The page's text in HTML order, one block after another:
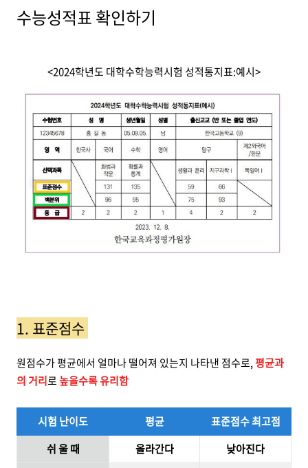
수능성적표 확인하기
<2024학년도 대학수학능력시험 성적통지표:예시>
1. 표준점수
원점수가 평균에서 얼마나 떨어져 있는지 나타낸 점수로,평균과
의 거리로높을수록 유리함
시험 난이도 평균
표준점수 최고점
쉬 울 때
올라간다
낮아진다